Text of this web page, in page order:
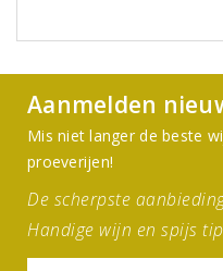
Aanmelden
Mis niet langer de beste
proeverijen!
De scherpste
Handige wijn en spijs